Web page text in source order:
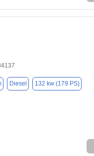
Diesel 132 kw (179 PS)